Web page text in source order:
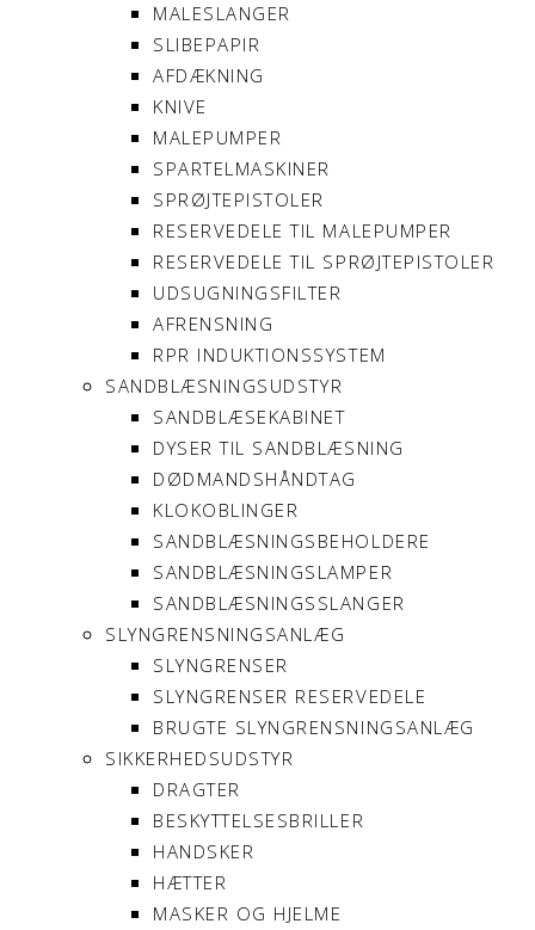
MALESLANGER
SLIBEPAPIR
AFDÆKNING
KNIVE
MALEPUMPER
SPARTELMASKINER
SPRØJTEPISTOLER
RESERVEDELE TIL MALEPUMPER
RESERVEDELE TIL SPRØJTEPISTOLER
UDSUGNINGSFILTER
AFRENSNING
RPR INDUKTIONSSYSTEM
SANDBLÆSNINGSUDSTYR
SANDBLÆSEKABINET
DYSER TIL SANDBLÆSNING
DØDMANDSHÅNDTAG
KLOKOBLINGER
SANDBLÆSNINGSBEHOLDERE
SANDBLÆSNINGSLAMPER
SANDBLÆSNINGSSLANGER
SLYNGRENSNINGSANLÆG
SLYNGRENSER
SLYNGRENSER RESERVEDELE
BRUGTE SLYNGRENSNINGSANLÆG
SIKKERHEDSUDSTYR
DRAGTER
BESKYTTELSESBRILLER
HANDSKER
HÆTTER
MASKER OG HJELME